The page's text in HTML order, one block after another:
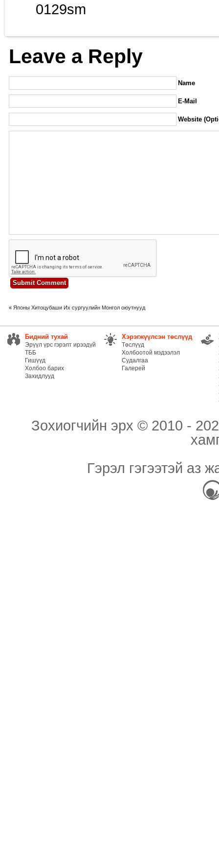
0129sm
Leave a Reply
Name
E-Mail
Website
« Японы Хитоцубаши Их сургуулийн Mонгол оюутнууд
Бидний тухай
Эрүүл үрс гэрэлт ирээдүй
ТББ
Гишүүд
Холбоо барих
Захидлууд
Хэрэгжүүлсэн төслүүд
Төслүүд
Холбоотой мэдээлэл
Судалгаа
Галерей
Зохиогчийн эрх © 2010 -
Гэрэл гэгээтэй аз